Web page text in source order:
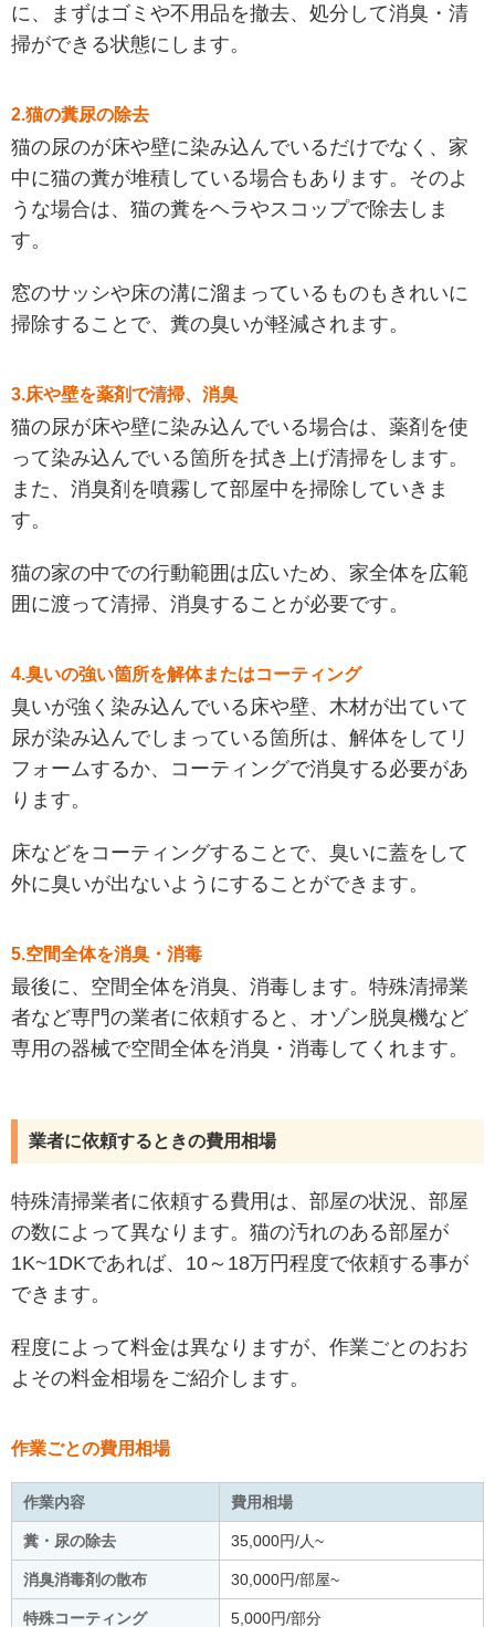
に、まずはゴミや不用品を撤去、処分して消臭・清
掃ができる状態にします。
2.猫の糞尿の除去
猫の尿のが床や壁に染み込んでいるだけでなく、家
中に猫の糞が堆積している場合もあります。そのよ
うな場合は、猫の糞をヘラやスコップで除去しま
す。
窓のサッシや床の溝に溜まっているものもきれいに
掃除することで、糞の臭いが軽減されます。
3.床や壁を薬剤で清掃、消臭
猫の尿が床や壁に染み込んでいる場合は、薬剤を使
って染み込んでいる箇所を拭き上げ清掃をします。
また、消臭剤を噴霧して部屋中を掃除していきま
す。
猫の家の中での行動範囲は広いため、家全体を広範
囲に渡って清掃、消臭することが必要です。
4.臭いの強い箇所を解体またはコーティング
臭いが強く染み込んでいる床や壁、木材が出ていて
尿が染み込んでしまっている箇所は、解体をしてリ
フォームするか、コーティングで消臭する必要があ
ります。
床などをコーティングすることで、臭いに蓋をして
外に臭いが出ないようにすることができます。
5.空間全体を消臭・消毒
最後に、空間全体を消臭、消毒します。特殊清掃業
者など専門の業者に依頼すると、オゾン脱臭機など
専用の器械で空間全体を消臭・消毒してくれます。
業者に依頼するときの費用相場
特殊清掃業者に依頼する費用は、部屋の状況、部屋
の数によって異なります。猫の汚れのある部屋が
1K~1DKであれば、10～18万円程度で依頼する事が
できます。
程度によって料金は異なりますが、作業ごとのおお
よその料金相場をご紹介します。
作業ごとの費用相場
作業内容 費用相場
糞・尿の除去 35,000円/人~
消臭消毒剤の散布 30,000円/部屋~
特殊コーティング 5,000円/部分